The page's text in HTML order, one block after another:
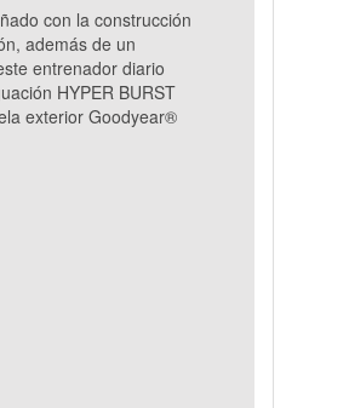
con la construcción
además de un
entrenador diario
HYPER BURST
exterior Goodyear®